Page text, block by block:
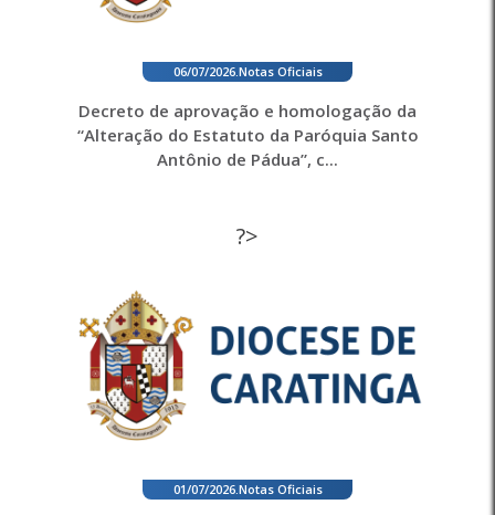
06/07/2026. Notas Oficiais
Decreto de aprovação e homologação da
“Alteração do Estatuto da Paróquia Santo
Antônio de Pádua”, c...
?>
01/07/2026. Notas Oficiais